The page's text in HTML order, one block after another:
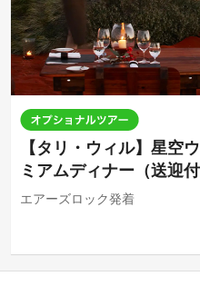
【タリ・ウィル】星空
ミアムディナー（送迎付
エアーズロック発着